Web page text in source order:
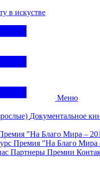
в искустве
Меню
Документальное
"На Благо Мира –
Премия "На Благо Мира
Партнеры Премии